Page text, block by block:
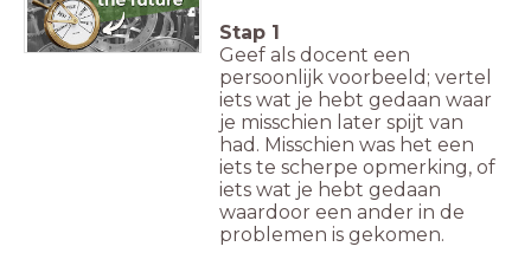
Stap 1
Geef als docent een
persoonlijk voorbeeld; vertel
iets wat je hebt gedaan waar
je misschien later spijt van
had. Misschien was het een
iets te scherpe opmerking, of
iets wat je hebt gedaan
waardoor een ander in de
problemen is gekomen.